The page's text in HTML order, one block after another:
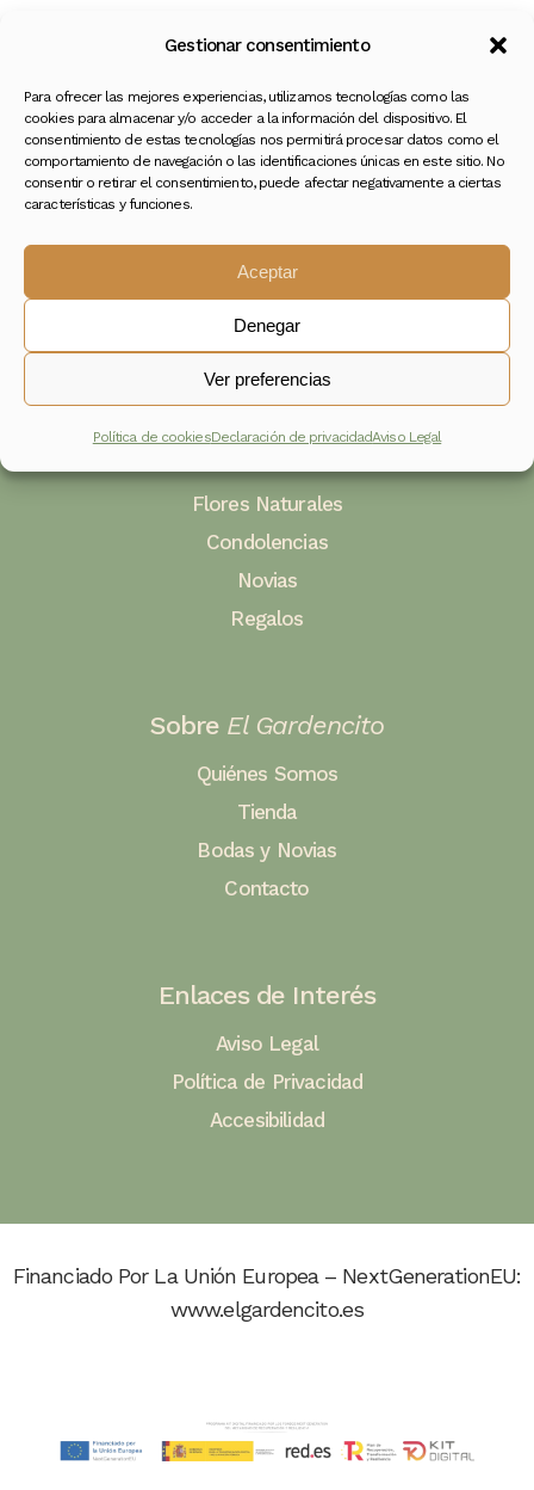
Gestionar consentimiento
Para ofrecer las mejores experiencias, utilizamos tecnologías como las
cookies para almacenar y/o acceder a la información del dispositivo. El
consentimiento de estas tecnologías nos permitirá procesar datos como el
comportamiento de navegación o las identificaciones únicas en este sitio. No
consentir o retirar el consentimiento, puede afectar negativamente a ciertas
características y funciones.
Aceptar
Denegar
Ver preferencias
Política de cookiesDeclaración de privacidadAviso Legal
Tu Jardín de Emociones
Más que flores, experiencias
Flores Naturales
Condolencias
Novias
Regalos
Sobre El Gardencito
Quiénes Somos
Tienda
Bodas y Novias
Contacto
Enlaces de Interés
Aviso Legal
Política de Privacidad
Accesibilidad
Financiado Por La Unión Europea – NextGenerationEU:
www.elgardencito.es